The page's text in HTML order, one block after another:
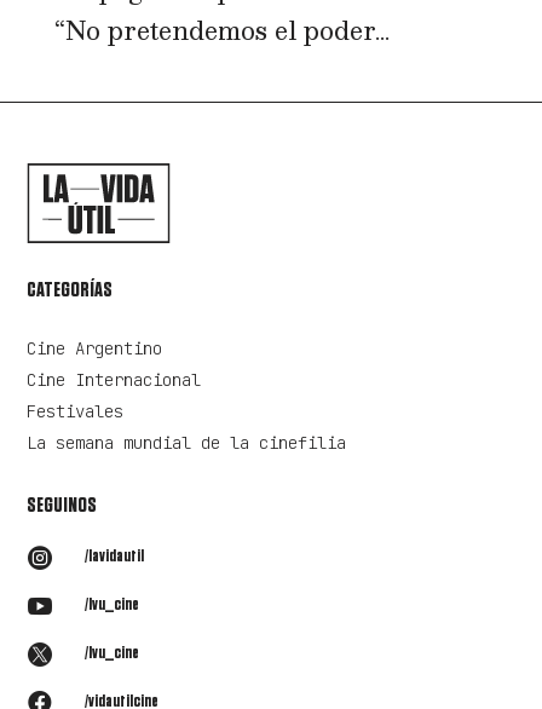
“No pretendemos el poder...
CATEGORÍAS
Cine Argentino
Cine Internacional
Festivales
La semana mundial de la cinefilia
SEGUINOS
 /lavidautil
 /lvu_cine
 /lvu_cine
 /vidautilcine